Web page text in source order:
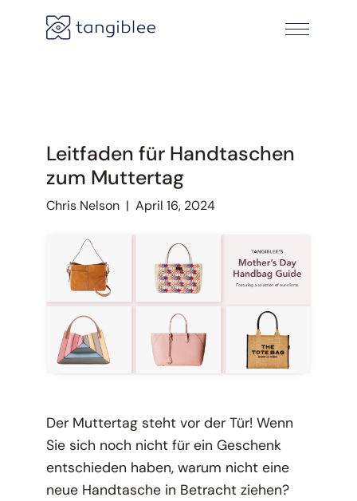
Leitfaden für Handtaschen
zum Muttertag
Chris Nelson| April 16, 2024
Der Muttertag steht vor der Tür! Wenn
Sie sich noch nicht für ein Geschenk
entschieden haben, warum nicht eine
neue Handtasche in Betracht ziehen?